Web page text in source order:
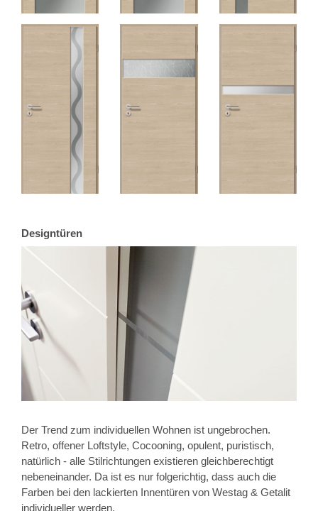
Designtüren
Der Trend zum individuellen Wohnen ist ungebrochen.
Retro, offener Loftstyle, Cocooning, opulent, puristisch,
natürlich - alle Stilrichtungen existieren gleichberechtigt
nebeneinander. Da ist es nur folgerichtig, dass auch die
Farben bei den lackierten Innentüren von Westag & Getalit
individueller werden.